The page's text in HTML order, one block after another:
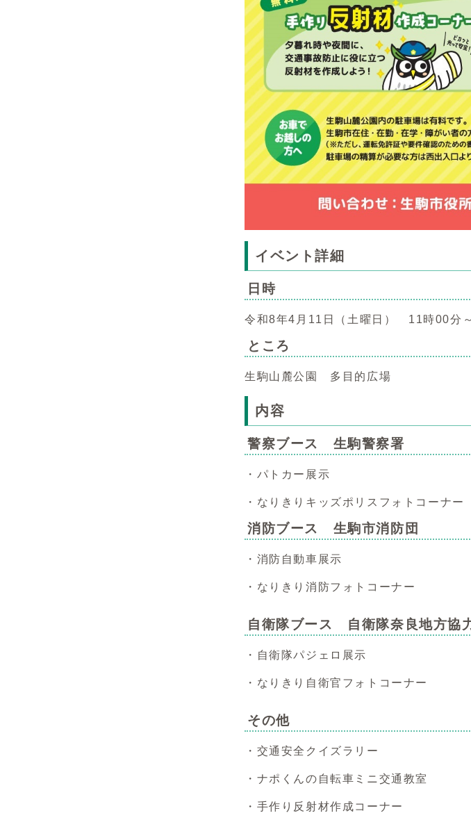
イベント詳細
日時
令和8年4月11日（土曜日） 11時00分
ところ
生駒山麓公園 多目的広場
内容
警察ブース 生駒警察署
・パトカー展示
・なりきりキッズポリスフォトコーナー
消防ブース 生駒市消防団
・消防自動車展示
・なりきり消防フォトコーナー
自衛隊ブース 自衛隊奈良地方協
・自衛隊パジェロ展示
・なりきり自衛官フォトコーナー
その他
・交通安全クイズラリー
・ナポくんの自転車ミニ交通教室
・手作り反射材作成コーナー